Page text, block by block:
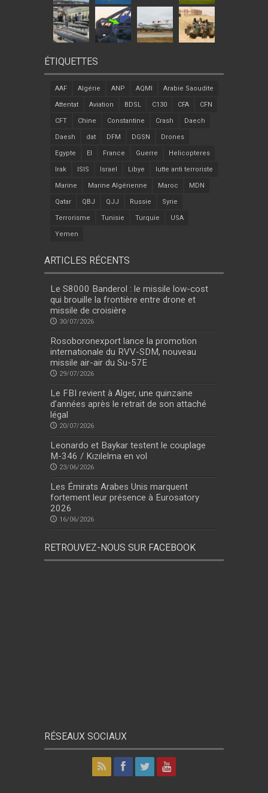
ÉTIQUETTES
AAF Algérie ANP AQMI Arabie Saoudite
Attentat Aviation BDSL C130 CFA CFN
CFT Chine Constantine Crash Daech
Daesh dat DFM DGSN Drones
Egypte EI France Guerre Helicopteres
Irak ISIS Israel Libye lutte anti terroriste
Marine Marine Algérienne Maroc MDN
Qatar QBJ QJJ Russie Syrie
Terrorisme Tunisie Turquie USA
Yemen
ARTICLES RÉCENTS
Le S8000 Banderol : le missile low-cost
qui brouille la frontière entre drone et
missile de croisière
30/07/2026
Rosoboronexport lance la promotion
internationale du RVV-SDM, nouveau
missile air-air du Su-57E
29/07/2026
Le FBI revient à Alger, une quinzaine
d’années après le retrait de son attaché
légal
20/07/2026
Leonardo et Baykar testent le couplage
M-346 / Kızılelma en vol
23/06/2026
Les Émirats Arabes Unis marquent
fortement leur présence à Eurosatory
2026
16/06/2026
RETROUVEZ-NOUS SUR FACEBOOK
RÉSEAUX SOCIAUX